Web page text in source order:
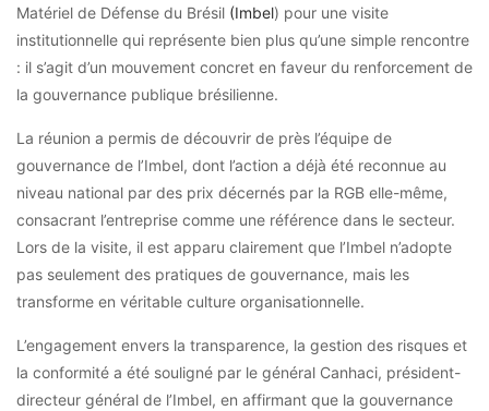
Matériel de Défense du Brésil (Imbel) pour une visite
institutionnelle qui représente bien plus qu’une simple rencontre
: il s’agit d’un mouvement concret en faveur du renforcement de
la gouvernance publique brésilienne.
La réunion a permis de découvrir de près l’équipe de
gouvernance de l’Imbel, dont l’action a déjà été reconnue au
niveau national par des prix décernés par la RGB elle-même,
consacrant l’entreprise comme une référence dans le secteur.
Lors de la visite, il est apparu clairement que l’Imbel n’adopte
pas seulement des pratiques de gouvernance, mais les
transforme en véritable culture organisationnelle.
L’engagement envers la transparence, la gestion des risques et
la conformité a été souligné par le général Canhaci, président-
directeur général de l’Imbel, en affirmant que la gouvernance